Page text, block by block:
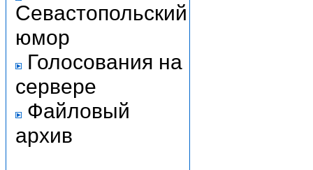
Севастопольский
юмор
Голосования на
сервере
Файловый
архив